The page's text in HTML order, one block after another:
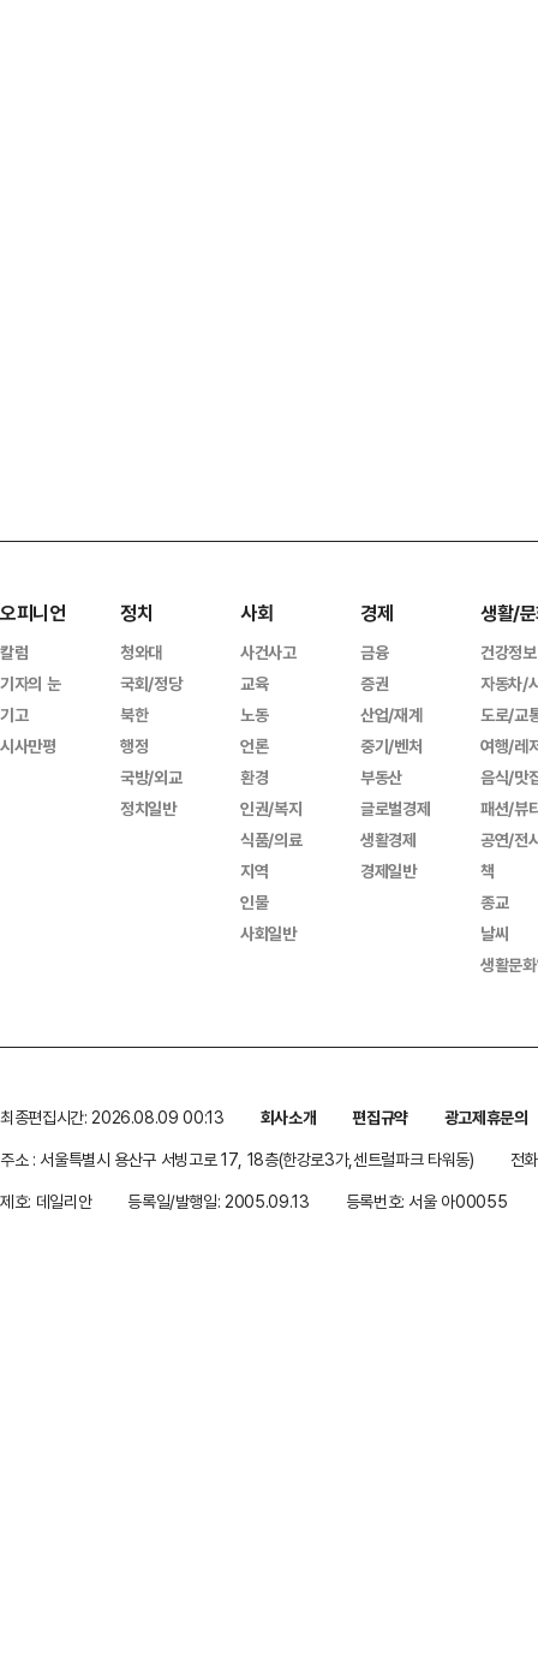
오피니언
칼럼
기자의 눈
기고
시사만평
정치
청와대
국회/정당
북한
행정
국방/외교
정치일반
사회
사건사고
교육
노동
언론
환경
인권/복지
식품/의료
지역
인물
사회일반
경제
금융
증권
산업/재계
중기/벤처
부동산
글로벌경제
생활경제
경제일반
생활/
건강정보
자동차/
도로/교
여행/레
음식/맛
패션/뷰
공연/전
책
종교
날씨
생활문
최종편집시간: 2026.08.09 00:13 회사소개 편집규약
광고제휴문의
주소 : 서울특별시 용산구 서빙고로 17, 18층(한강로3가,센트럴파크 타워동)
전
제호: 데일리안
등록일/발행일: 2005.09.13 등록번호: 서울 아00055